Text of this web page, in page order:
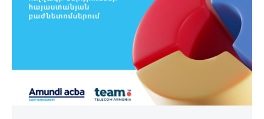
կուտակելու հնարավորությամբ։